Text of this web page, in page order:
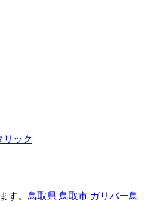
リック
す。 鳥取県 鳥取市 ガリバー鳥